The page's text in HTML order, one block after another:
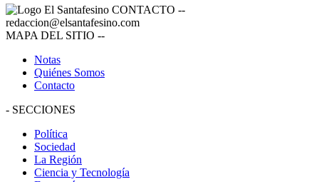
CONTACTO --
redaccion@elsantafesino.com
MAPA DEL SITIO --
Notas
Quiénes Somos
Contacto
- SECCIONES
Política
Sociedad
La Región
Ciencia y Tecnología